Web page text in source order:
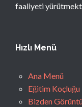
faaliyeti
Hızlı Menü
Ana Menü
Eğitim Koçluğu
Bizden